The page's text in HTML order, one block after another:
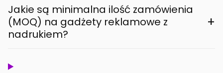
Jakie są minimalna ilość zamówienia
(MOQ) na gadżety reklamowe z
nadrukiem?
+